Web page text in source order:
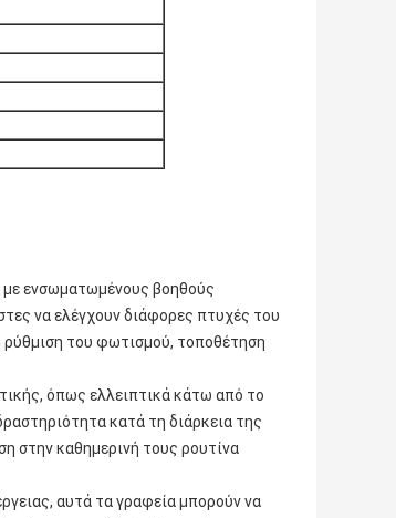
με ενσωματωμένους βοηθούς
να ελέγχουν διάφορες πτυχές του
του φωτισμού, τοποθέτηση
όπως ελλειπτικά κάτω από το
κατά τη διάρκεια της
στην καθημερινή τους ρουτίνα
αυτά τα γραφεία μπορούν να